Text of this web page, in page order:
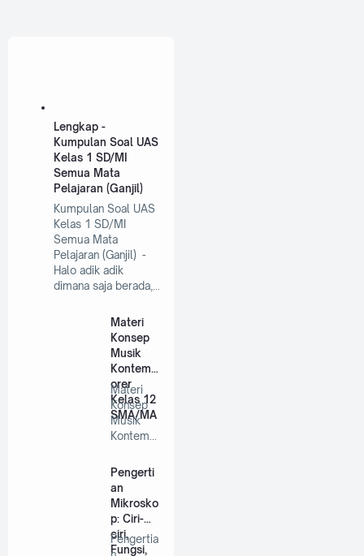
Lengkap -
Kumpulan Soal UAS
Kelas 1 SD/MI
Semua Mata
Pelajaran (Ganjil)
Kumpulan Soal UAS
Kelas 1 SD/MI
Semua Mata
Pelajaran (Ganjil) -
Halo adik adik
dimana saja berada,…
Materi
Konsep
Musik
Kontemp
orer
Kelas 12
SMA/MA
Materi
Konsep
Musik
Kontemp
Kelas 12
SMA/MA
…
Pengerti
an
Mikrosko
p: Ciri-
ciri,
Fungsi,
Pengertia